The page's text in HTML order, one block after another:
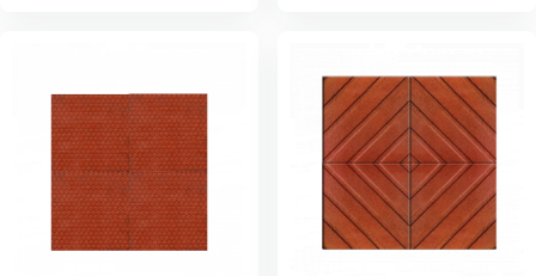
WhatsApp ile
Sipariş
WhatsApp Teklif
Al
WhatsApp ile
Sipariş
WhatsApp Teklif
Al